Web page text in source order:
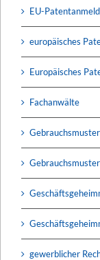
EU-
europäisches
Europäisches
Fachanwälte
Gebrauchsmuster
gewerblicher